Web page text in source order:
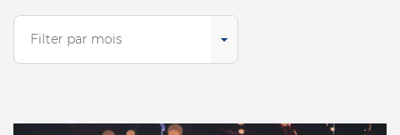
Filter par mois